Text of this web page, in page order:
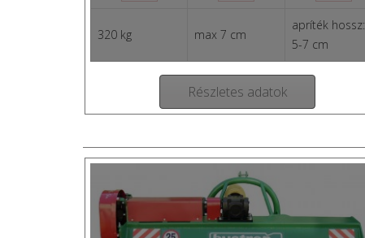
320 kg max 7 cm
apríték hossz:
5-7 cm
Részletes adatok